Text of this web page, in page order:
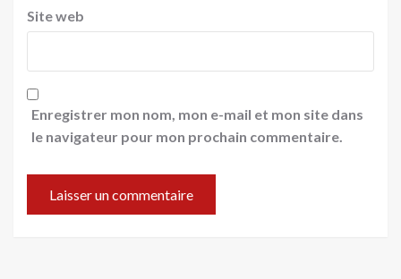
Site web
Enregistrer mon nom, mon e-mail et mon site dans
le navigateur pour mon prochain commentaire.